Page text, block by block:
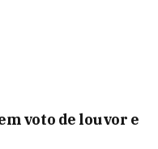
voto de louvor e